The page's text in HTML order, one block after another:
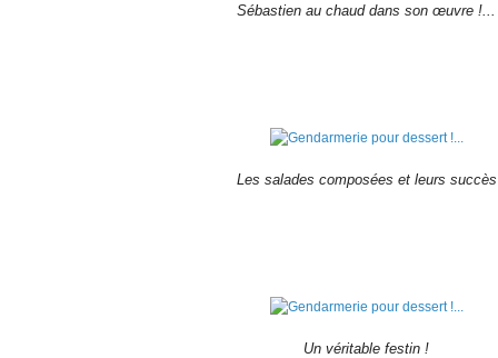
Sébastien au chaud dans son œuvre !...
Les salades composées et leurs succès
Un véritable festin !